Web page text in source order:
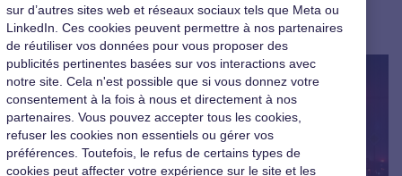
Qualité de vie au travail|11 décembre 2020
sur d’autres sites web et réseaux sociaux tels que Meta ou
LinkedIn. Ces cookies peuvent permettre à nos partenaires
de réutiliser vos données pour vous proposer des
publicités pertinentes basées sur vos interactions avec
notre site. Cela n'est possible que si vous donnez votre
consentement à la fois à nous et directement à nos
partenaires. Vous pouvez accepter tous les cookies,
refuser les cookies non essentiels ou gérer vos
préférences. Toutefois, le refus de certains types de
cookies peut affecter votre expérience sur le site et les